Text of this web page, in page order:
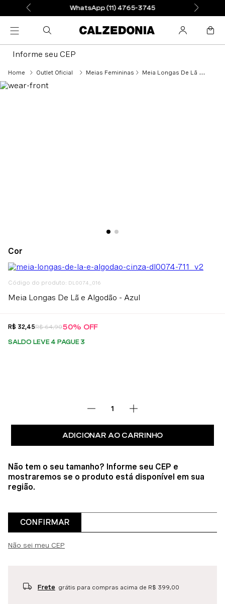
WhatsApp (11) 4765-3745
Informe seu CEP
Outlet Oficial Meias Femininas Meia Longas De Lã e Algodão - Azul
: DL0074_016
Meia Longas De Lã e Algodão - Azul
R$ 32,45R$ 64,9050% OFF
SALDO LEVE 4 PAGUE 3
ADICIONAR AO CARRINHO
Não tem o seu tamanho? Informe seu CEP e
mostraremos se o produto está disponível em sua
região.
CONFIRMAR
Não sei meu CEP
Frete grátis para compras acima de R$ 399,00